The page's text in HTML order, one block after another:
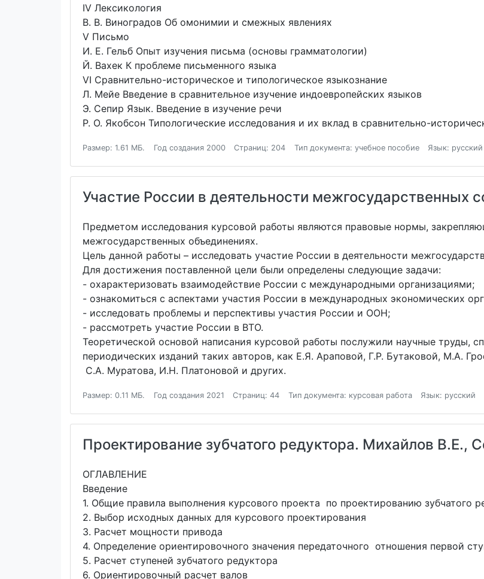
IV Лексикология
В. В. Виноградов Об омонимии и смежных явлениях
V Письмо
И. Е. Гельб Опыт изучения письма (основы грамматологии)
Й. Вахек К проблеме письменного языка
VI Сравнительно-историческое и типологическое языкознание
Л. Мейе Введение в сравнительное изучение индоевропейских языков
Э. Сепир Язык. Введение в изучение речи
Р. О. Якобсон Типологические исследования и их вклад в сравнительно-
Размер: 1.61 МБ. Год создания 2000 Страниц: 204 Тип документа: учебное пособие Язык: русский
Участие России в деятельности межгосударственных
Предметом исследования курсовой работы являются правовые нормы,
межгосударственных объединениях.
Цель данной работы – исследовать участие России в деятельности
Для достижения поставленной цели были определены следующие задачи:
- охарактеризовать взаимодействие России с международными организациями;
- ознакомиться с аспектами участия России в международных экономических
- исследовать проблемы и перспективы участия России и ООН;
- рассмотреть участие России в ВТО.
Теоретической основой написания курсовой работы послужили научные труды,
периодических изданий таких авторов, как Е.Я. Араповой, Г.Р. Бутаковой, М.А.
С.А. Муратова, И.Н. Платоновой и других.
Размер: 0.11 МБ. Год создания 2021 Страниц: 44 Тип документа: курсовая работа Язык: русский
Проектирование зубчатого редуктора. Михайлов В.Е.,
ОГЛАВЛЕНИЕ
Введение
1. Общие правила выполнения курсового проекта по проектированию зубчатого
2. Выбор исходных данных для курсового проектирования
3. Расчет мощности привода
4. Определение ориентировочного значения передаточного отношения первой
5. Расчет ступеней зубчатого редуктора
6. Ориентировочный расчет валов